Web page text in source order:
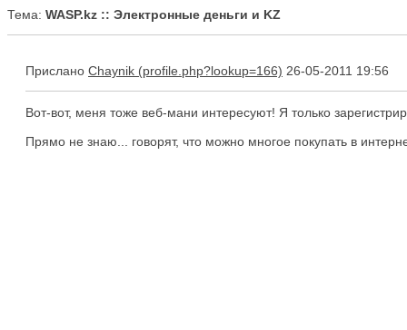
Тема: WASP.kz :: Электронные деньги и KZ
Прислано Chaynik 26-05-2011 19:56
Вот-вот, меня тоже веб-мани интересуют! Я только
Прямо не знаю... говорят, что можно многое покупать в